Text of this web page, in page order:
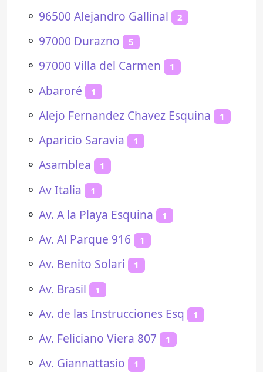
⚬ 96500 Alejandro Gallinal 2
⚬ 97000 Durazno 5
⚬ 97000 Villa del Carmen 1
⚬ Abaroré 1
⚬ Alejo Fernandez Chavez Esquina 1
⚬ Aparicio Saravia 1
⚬ Asamblea 1
⚬ Av Italia 1
⚬ Av. A la Playa Esquina 1
⚬ Av. Al Parque 916 1
⚬ Av. Benito Solari 1
⚬ Av. Brasil 1
⚬ Av. de las Instrucciones Esq 1
⚬ Av. Feliciano Viera 807 1
⚬ Av. Giannattasio 1